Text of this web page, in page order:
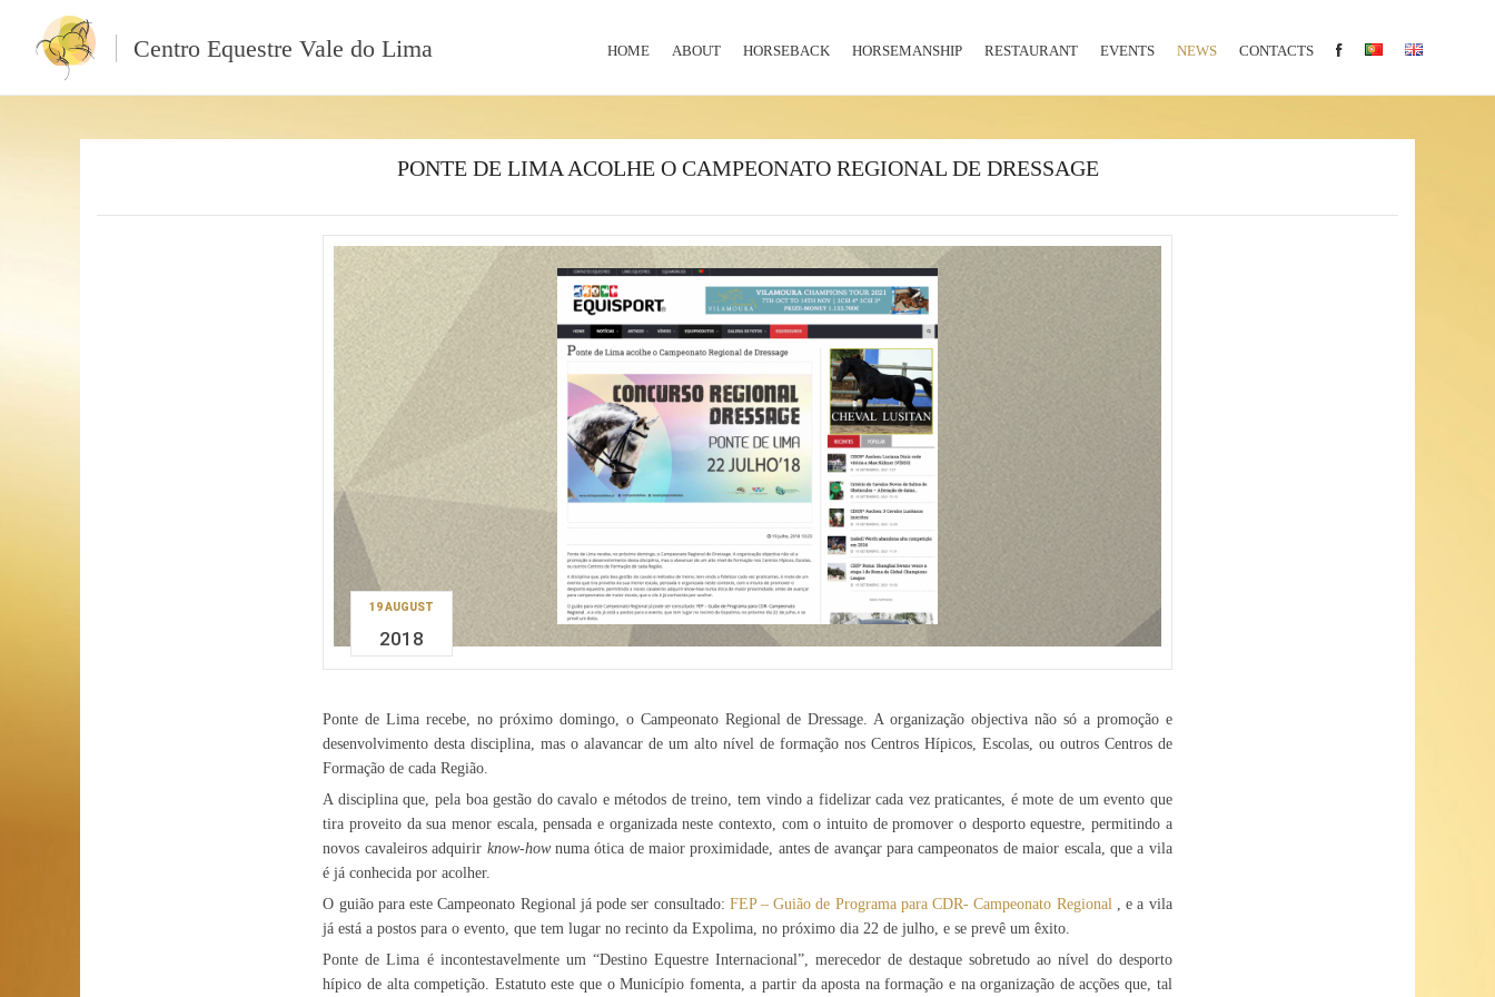
Centro Equestre Vale do Lima HOME ABOUT HORSEBACK HORSEMANSHIP RESTAURANT EVENTS NEWS CONTACTS
PONTE DE LIMA ACOLHE O CAMPEONATO REGIONAL DE DRESSAGE
19 AUGUST
2018
Ponte de Lima recebe, no próximo domingo, o Campeonato Regional de Dressage. A organização objectiva não só a promoção e
desenvolvimento desta disciplina, mas o alavancar de um alto nível de formação nos Centros Hípicos, Escolas, ou outros Centros de
Formação de cada Região.
A disciplina que, pela boa gestão do cavalo e métodos de treino, tem vindo a fidelizar cada vez praticantes, é mote de um evento que
tira proveito da sua menor escala, pensada e organizada neste contexto, com o intuito de promover o desporto equestre, permitindo a
novos cavaleiros adquirir know-hownuma ótica de maior proximidade, antes de avançar para campeonatos de maior escala, que a vila
é já conhecida por acolher.
O guião para este Campeonato Regional já pode ser consultado: FEP – Guião de Programa para CDR- Campeonato Regional, e a vila
já está a postos para o evento, que tem lugar no recinto da Expolima, no próximo dia 22 de julho, e se prevê um êxito.
Ponte de Lima é incontestavelmente um “Destino Equestre Internacional”, merecedor de destaque sobretudo ao nível do desporto
hípico de alta competição. Estatuto este que o Município fomenta, a partir da aposta na formação e na organização de acções que, tal